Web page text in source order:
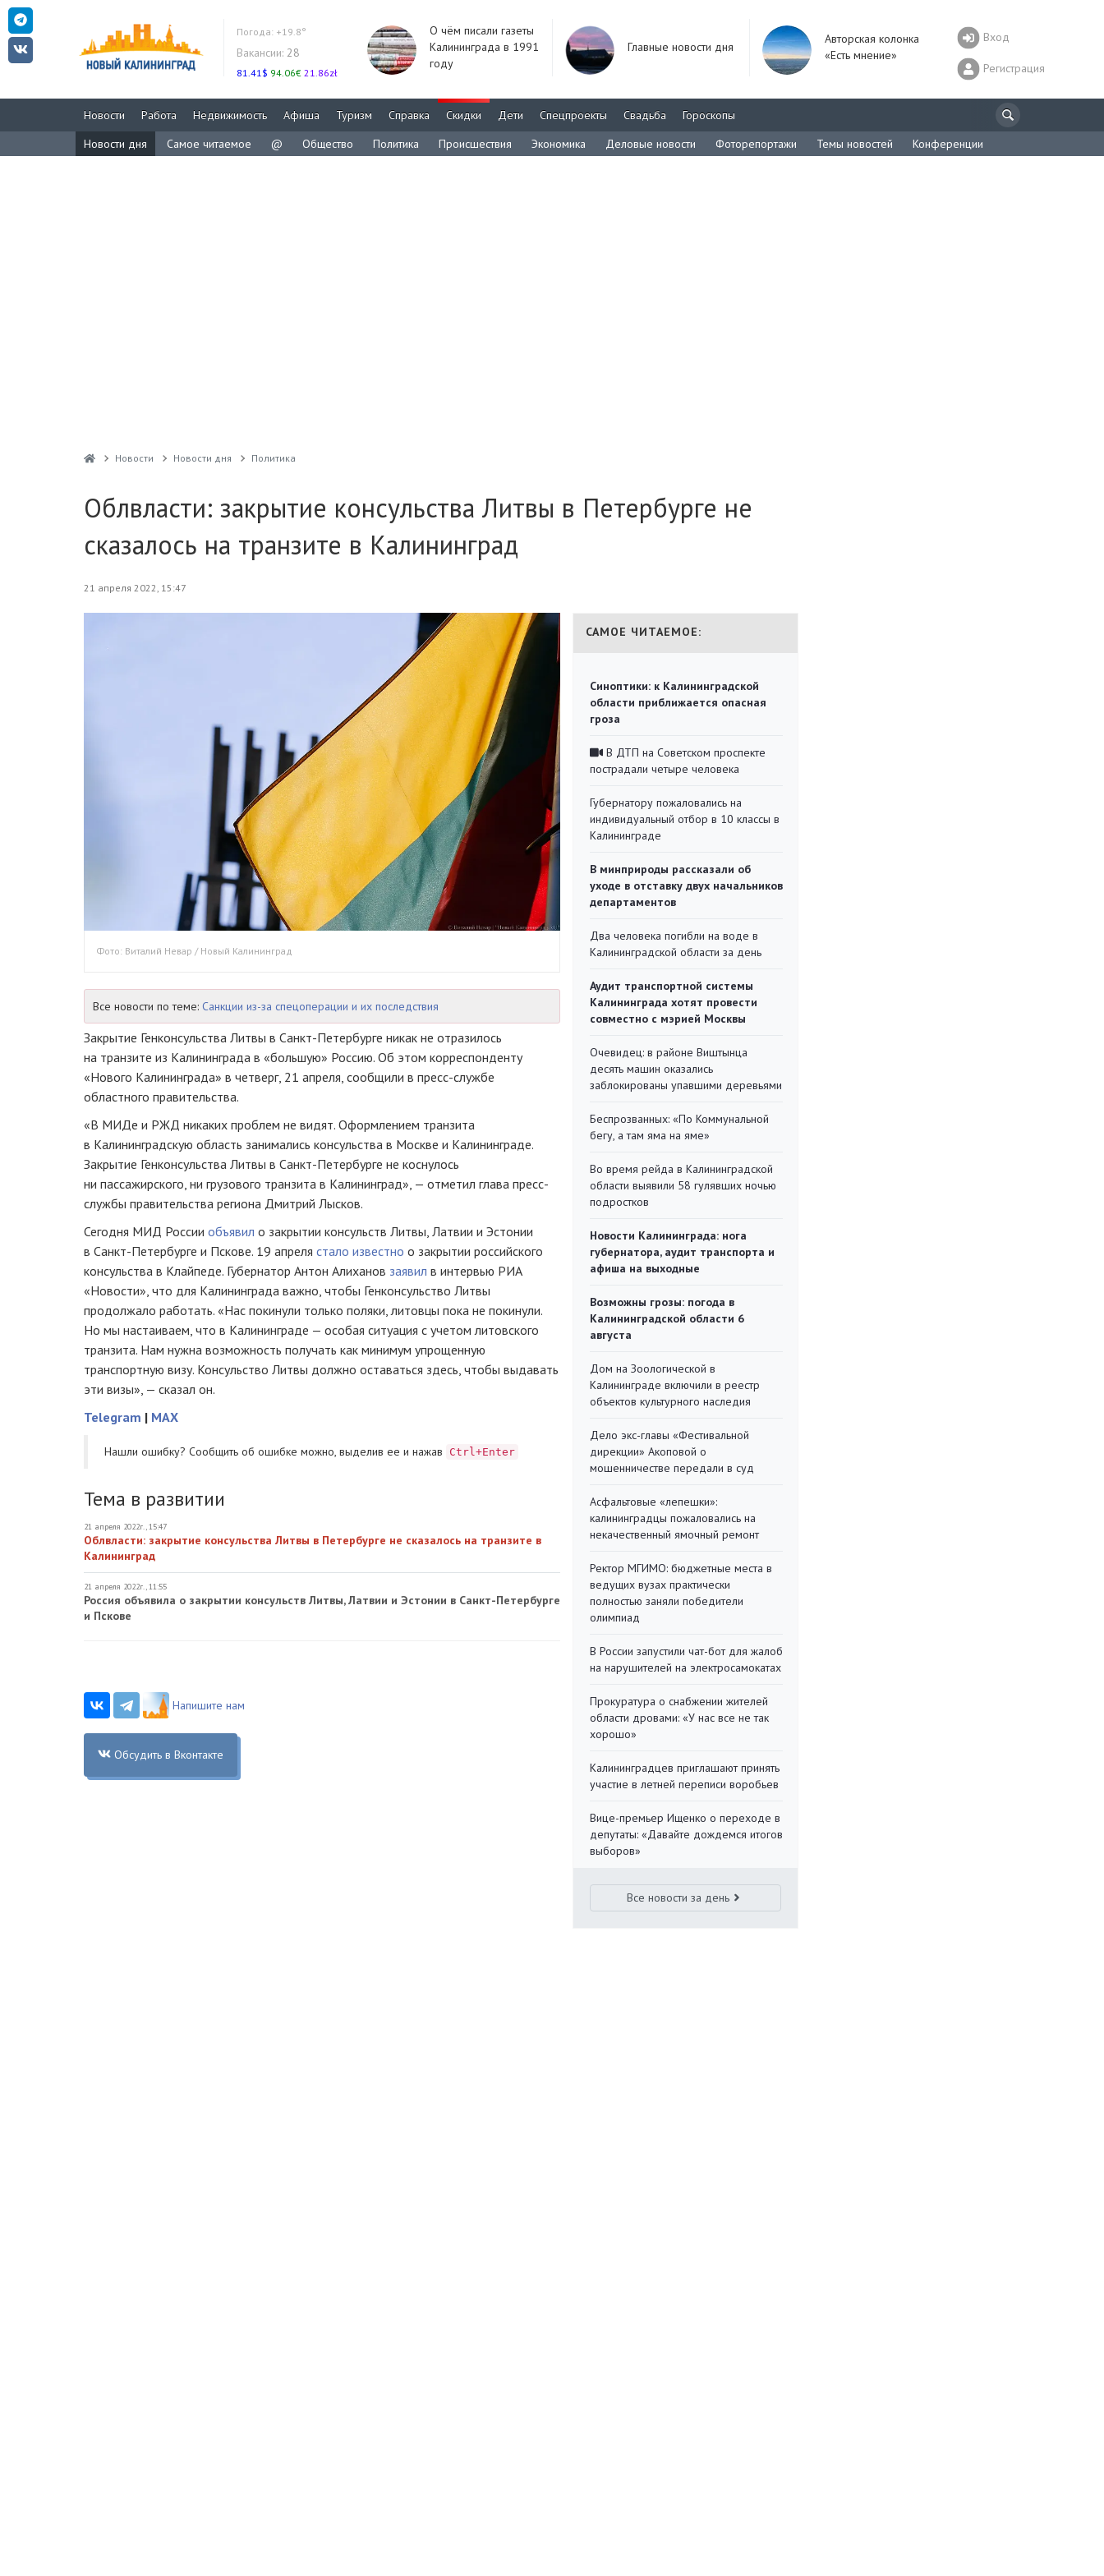
Погода: +19.8°
Вакансии: 28
81.41$ 94.06€ 21.86zł
О чём писали газеты
Калининграда в 1991
году
Главные новости дня
Авторская колонка
«Есть мнение»
Вход
Регистрация
Новости Работа Недвижимость Афиша Туризм Справка Скидки Дети Спецпроекты Свадьба
Гороскопы
Новости дня
Самое читаемое @ Общество Политика Происшествия Экономика Деловые новости Фоторепортажи Темы новостей Конференции
Новости Новости дня Политика
Облвласти: закрытие консульства Литвы в Петербурге не
сказалось на транзите в Калининград
21 апреля 2022, 15:47
Фото: Виталий Невар / Новый Калининград
Все новости по теме: Санкции из-за спецоперации и их последствия
Закрытие Генконсульства Литвы в Санкт-Петербурге никак не отразилось
на транзите из Калининграда в «большую» Россию. Об этом корреспонденту
«Нового Калининграда» в четверг, 21 апреля, сообщили в пресс-службе
областного правительства.
«В МИДе и РЖД никаких проблем не видят. Оформлением транзита
в Калининградскую область занимались консульства в Москве и Калининграде.
Закрытие Генконсульства Литвы в Санкт-Петербурге не коснулось
ни пассажирского, ни грузового транзита в Калининград», — отметил глава пресс-
службы правительства региона Дмитрий Лысков.
Сегодня МИД России объявил о закрытии консульств Литвы, Латвии и Эстонии
в Санкт-Петербурге и Пскове. 19 апреля стало известно о закрытии российского
консульства в Клайпеде. Губернатор Антон Алиханов заявил в интервью РИА
«Новости», что для Калининграда важно, чтобы Генконсульство Литвы
продолжало работать. «Нас покинули только поляки, литовцы пока не покинули.
Но мы настаиваем, что в Калининграде — особая ситуация с учетом литовского
транзита. Нам нужна возможность получать как минимум упрощенную
транспортную визу. Консульство Литвы должно оставаться здесь, чтобы выдавать
эти визы», — сказал он.
Telegram | MAX
Нашли ошибку? Cообщить об ошибке можно, выделив ее и нажав Ctrl+Enter
Тема в развитии
21 апреля 2022г., 15:47
Облвласти: закрытие консульства Литвы в Петербурге не сказалось на транзите в
Калининград
21 апреля 2022г., 11:55
Россия объявила о закрытии консульств Литвы, Латвии и Эстонии в Санкт-Петербурге
и Пскове
Напишите нам
Обсудить в Вконтакте
САМОЕ ЧИТАЕМОЕ:
Синоптики: к Калининградской
области приближается опасная
гроза
В ДТП на Советском проспекте
пострадали четыре человека
Губернатору пожаловались на
индивидуальный отбор в 10 классы в
Калининграде
В минприроды рассказали об
уходе в отставку двух начальников
департаментов
Два человека погибли на воде в
Калининградской области за день
Аудит транспортной системы
Калининграда хотят провести
совместно с мэрией Москвы
Очевидец: в районе Виштынца
десять машин оказались
заблокированы упавшими деревьями
Беспрозванных: «По Коммунальной
бегу, а там яма на яме»
Во время рейда в Калининградской
области выявили 58 гулявших ночью
подростков
Новости Калининграда: нога
губернатора, аудит транспорта и
афиша на выходные
Возможны грозы: погода в
Калининградской области 6
августа
Дом на Зоологической в
Калининграде включили в реестр
объектов культурного наследия
Дело экс-главы «Фестивальной
дирекции» Акоповой о
мошенничестве передали в суд
Асфальтовые «лепешки»:
калининградцы пожаловались на
некачественный ямочный ремонт
Ректор МГИМО: бюджетные места в
ведущих вузах практически
полностью заняли победители
олимпиад
В России запустили чат-бот для жалоб
на нарушителей на электросамокатах
Прокуратура о снабжении жителей
области дровами: «У нас все не так
хорошо»
Калининградцев приглашают принять
участие в летней переписи воробьев
Вице-премьер Ищенко о переходе в
депутаты: «Давайте дождемся итогов
выборов»
Все новости за день